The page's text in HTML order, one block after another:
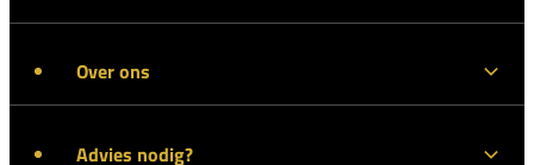
Over ons
Advies nodig?